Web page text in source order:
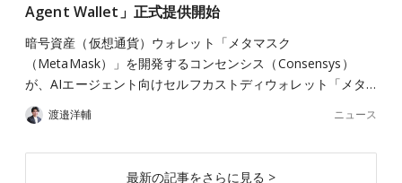
Agent Wallet」正式提供開始
暗号資産（仮想通貨）ウォレット「メタマスク
（MetaMask）」を開発するコンセンシス（Consensys）
が、AIエージェント向けセルフカストディウォレット「メタ…
渡邉洋輔 ニュース
最新の記事をさらに見る >